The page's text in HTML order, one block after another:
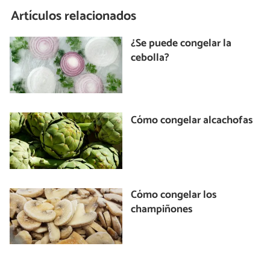
Artículos relacionados
¿Se puede congelar la
cebolla?
Cómo congelar alcachofas
Cómo congelar los
champiñones